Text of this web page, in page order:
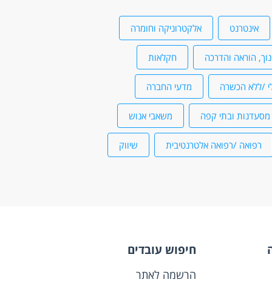
אינטרנט אלקטרוניקה וחומרה
הוראה והדרכה חקלאות
/ללא הכשרה מדעי החברה
מסעדנות ובתי קפה משאבי אנוש
רפואה /רפואה אלטרנטיבית שיווק
חיפוש עובדים
הרשמה לאתר